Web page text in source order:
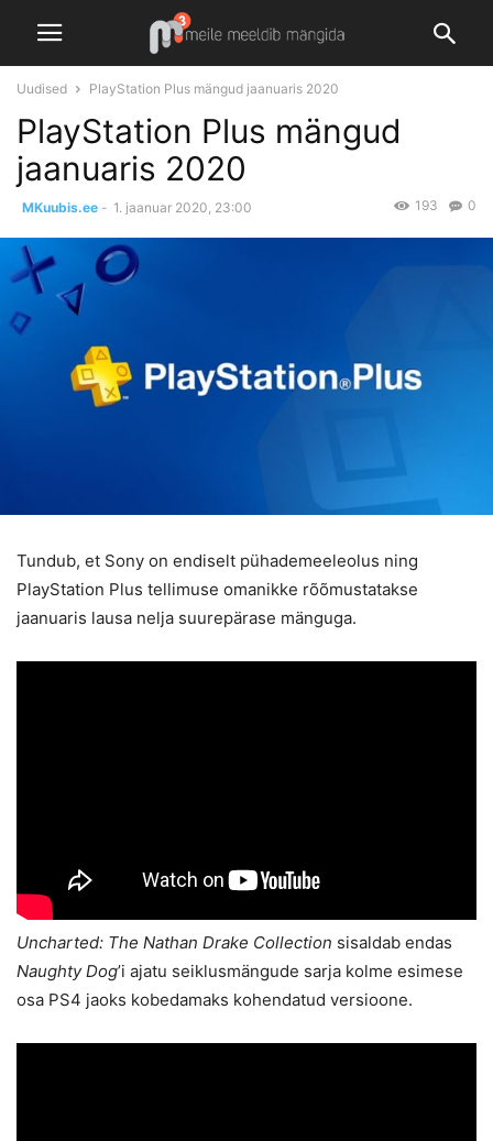
Uudised PlayStation Plus mängud jaanuaris 2020
PlayStation Plus mängud
jaanuaris 2020
MKuubis.ee - 1. jaanuar 2020, 23:00 0
193
Tundub, et Sony on endiselt pühademeeleolus ning
PlayStation Plus tellimuse omanikke rõõmustatakse
jaanuaris lausa nelja suurepärase mänguga.
Uncharted: The Nathan Drake Collection sisaldab endas
Naughty Dog’i ajatu seiklusmängude sarja kolme esimese
osa PS4 jaoks kobedamaks kohendatud versioone.